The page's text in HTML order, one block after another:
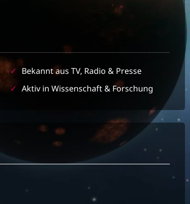
✓ Bekannt aus TV, Radio & Presse
✓ Aktiv in Wissenschaft & Forschung